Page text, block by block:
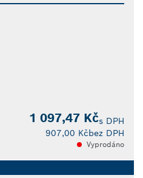
1 097,47 Kčs DPH
907,00 Kčbez DPH
Vyprodáno